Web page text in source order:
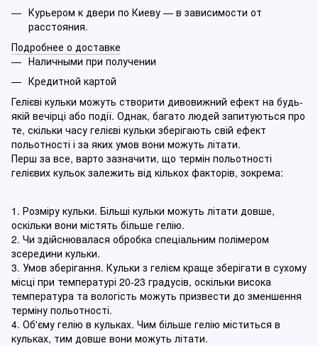
Курьером к двери по Киеву — в зависимости от
расстояния.
Подробнее о доставке
Наличными при получении
Кредитной картой
Гелієві кульки можуть створити дивовижний ефект на будь-
якій вечірці або події. Однак, багато людей запитуються про
те, скільки часу гелієві кульки зберігають свій ефект
польотності і за яких умов вони можуть літати.
Перш за все, варто зазначити, що термін польотності
гелієвих кульок залежить від кількох факторів, зокрема:
1. Розміру кульки. Більші кульки можуть літати довше,
оскільки вони містять більше гелію.
2. Чи здійснювалася обробка спеціальним полімером
зсередини кульки.
3. Умов зберігання. Кульки з гелієм краще зберігати в сухому
місці при температурі 20-23 градусів, оскільки висока
температура та вологість можуть призвести до зменшення
терміну польотності.
4. Об'єму гелію в кульках. Чим більше гелію міститься в
кульках, тим довше вони можуть літати.